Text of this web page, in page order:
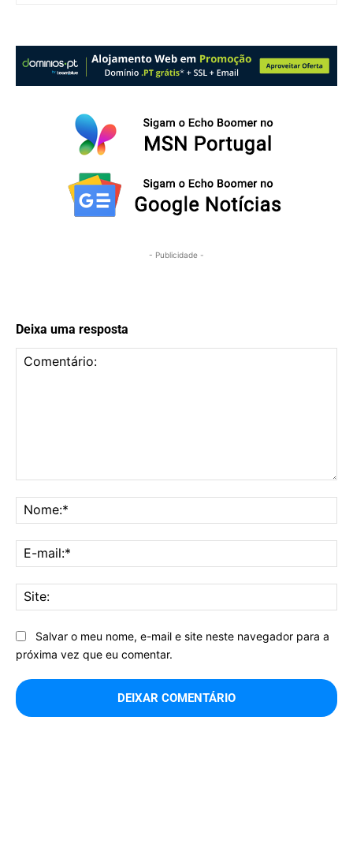
- Publicidade -
Deixa uma resposta
Salvar o meu nome, e-mail e site neste navegador para a
próxima vez que eu comentar.